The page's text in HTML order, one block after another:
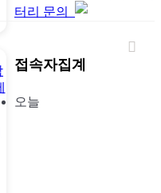
터리 문의
접속자집계
오늘